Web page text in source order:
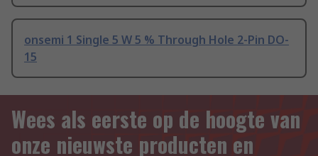
onsemi 1 Single 5 W 5 % Through Hole 2-Pin DO-
15
Wees als eerste op de hoogte van
onze nieuwste producten en